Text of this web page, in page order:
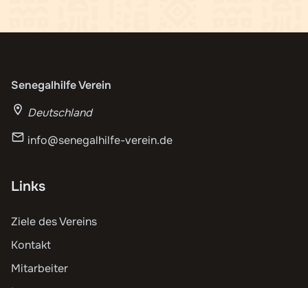
Senegalhilfe Verein
Deutschland
info@senegalhilfe-verein.de
Links
Ziele des Vereins
Kontakt
Mitarbeiter